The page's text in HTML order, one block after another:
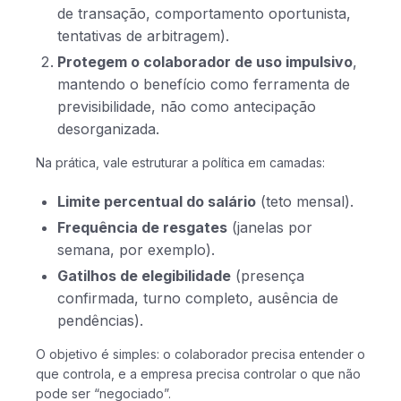
de transação, comportamento oportunista,
tentativas de arbitragem).
Protegem o colaborador de uso impulsivo,
mantendo o benefício como ferramenta de
previsibilidade, não como antecipação
desorganizada.
Na prática, vale estruturar a política em camadas:
Limite percentual do salário (teto mensal).
Frequência de resgates (janelas por
semana, por exemplo).
Gatilhos de elegibilidade (presença
confirmada, turno completo, ausência de
pendências).
O objetivo é simples: o colaborador precisa entender o
que controla, e a empresa precisa controlar o que não
pode ser “negociado”.